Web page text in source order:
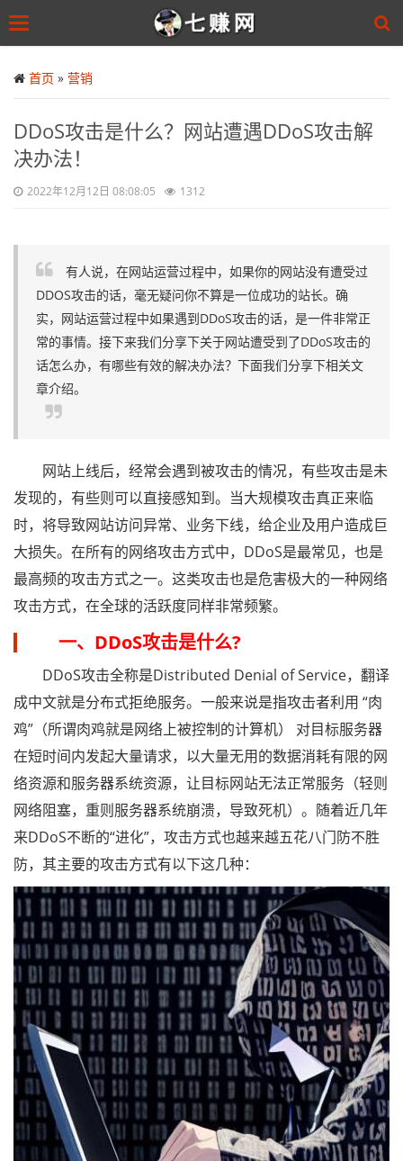
to
main
Toggle
首页 » 营销
DDoS攻击是什么？网站遭遇DDoS攻击解
决办法！
2022年12月12日 08:08:05 1312
有人说，在网站运营过程中，如果你的网站没有遭受过
DDOS攻击的话，毫无疑问你不算是一位成功的站长。确
实，网站运营过程中如果遇到DDoS攻击的话，是一件非常正
常的事情。接下来我们分享下关于网站遭受到了DDoS攻击的
话怎么办，有哪些有效的解决办法？下面我们分享下相关文
章介绍。
网站上线后，经常会遇到被攻击的情况，有些攻击是未
发现的，有些则可以直接感知到。当大规模攻击真正来临
时，将导致网站访问异常、业务下线，给企业及用户造成巨
大损失。在所有的网络攻击方式中，DDoS是最常见，也是
最高频的攻击方式之一。这类攻击也是危害极大的一种网络
攻击方式，在全球的活跃度同样非常频繁。
一、DDoS攻击是什么?
DDoS攻击全称是Distributed Denial of Service，翻译
成中文就是分布式拒绝服务。一般来说是指攻击者利用 “肉
鸡”（所谓肉鸡就是网络上被控制的计算机） 对目标服务器
在短时间内发起大量请求，以大量无用的数据消耗有限的网
络资源和服务器系统资源，让目标网站无法正常服务（轻则
网络阻塞，重则服务器系统崩溃，导致死机）。随着近几年
来DDoS不断的“进化”，攻击方式也越来越五花八门防不胜
防，其主要的攻击方式有以下这几种：